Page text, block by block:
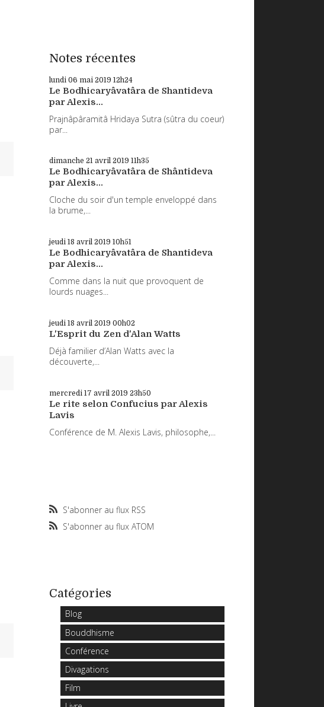
Notes récentes
lundi 06 mai 2019 12h24
Le Bodhicaryâvatâra de Shantideva
par Alexis...
Prajnâpâramitâ Hridaya Sutra (sûtra du coeur)
par...
dimanche 21 avril 2019 11h35
Le Bodhicaryâvatâra de Shântideva
par Alexis...
Cloche du soir d'un temple enveloppé dans
la brume,...
jeudi 18 avril 2019 10h51
Le Bodhicaryâvatâra de Shantideva
par Alexis...
Comme dans la nuit que provoquent de
lourds nuages...
jeudi 18 avril 2019 00h02
L'Esprit du Zen d'Alan Watts
Déjà familier d’Alan Watts avec la
découverte,...
mercredi 17 avril 2019 23h50
Le rite selon Confucius par Alexis
Lavis
Conférence de M. Alexis Lavis, philosophe,...
S'abonner au flux RSS
S'abonner au flux ATOM
Catégories
Blog
Bouddhisme
Conférence
Divagations
Film